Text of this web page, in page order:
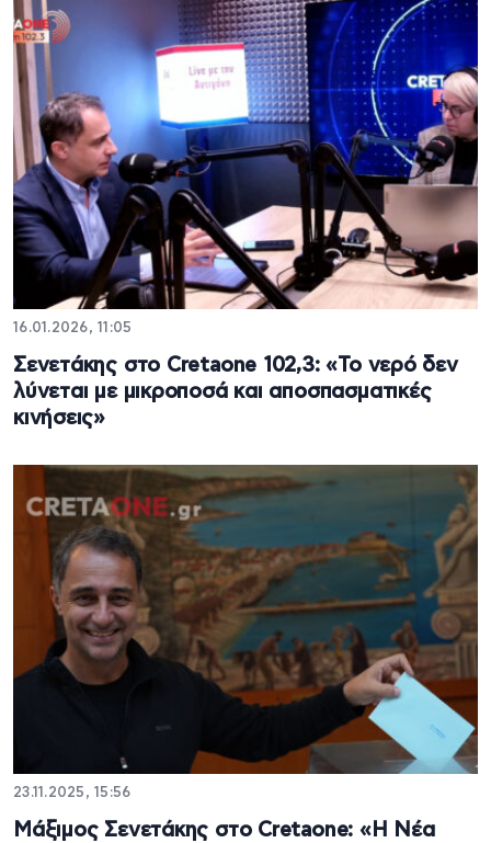
16.01.2026, 11:05
Σενετάκης στο Cretaone 102,3: «Το νερό δεν
λύνεται με μικροποσά και αποσπασματικές
κινήσεις»
23.11.2025, 15:56
Μάξιμος Σενετάκης στο Cretaone: «Η Νέα